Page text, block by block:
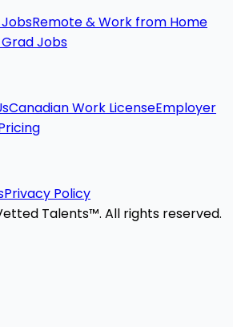
Remote & Work from Home
Jobs
Canadian Work LicenseEmployer
Privacy Policy
Talents™. All rights reserved.